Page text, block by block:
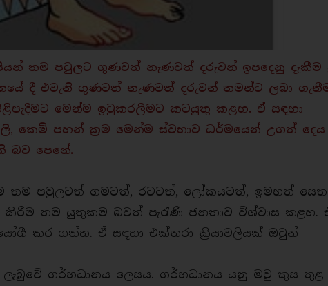
තම පවුලට ගුණවත් නැණවත් දරුවන් ඉපදෙනු දැකීම
දී එවැනි ගුණවත් නැණවත් දරුවන් තමන්ට ලබා
මෙන්ම ඉටුකරලීමට කටයුතු කළහ. ඒ සඳහා
කෙම් පහන් ක්‍රම මෙන්ම ස්වභාව ධර්මයෙන් උගත් දෙය
බව පෙනේ.
තම පවුලටත් ගමටත්, රටටත්, ලෝකයටත්, ඉමහත්
කිරීම තම යුතුකම බවත් පැරැණි ජනතාව විශ්වාස කළහ.
කර ගත්හ. ඒ සඳහා එක්තරා ක්‍රියාවලියක් ඔවුන්
ලැබුවේ ගර්භධානය ලෙසය. ගර්භධානය යනු මවු කුස තුළ